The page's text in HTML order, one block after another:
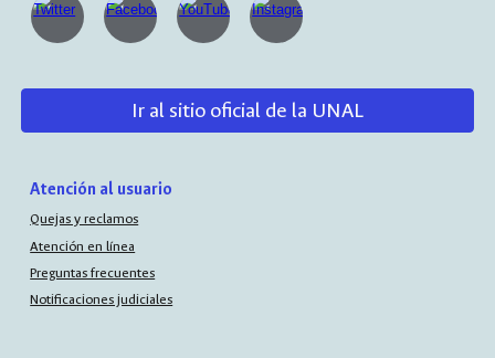
Ir al sitio oficial de la UNAL
Atención al usuario
Quejas y reclamos
Atención en línea
Preguntas frecuentes
Notificaciones judiciales